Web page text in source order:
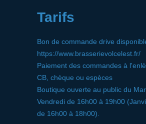
Tarifs
Bon de commande drive
https://www.brasserievolcelest.fr/
Paiement des commandes à
CB, chèque ou espèces
Boutique ouverte au public du
Vendredi de 16h00 à 19h00
de 16h00 à 18h00).